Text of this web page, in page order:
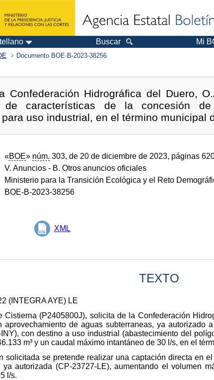
Buscar Mi
Documento BOE-B-2023-38256
Confederación Hidrográfica del Duero,
de características de la concesión
uso industrial, en el término municipal
«BOE» núm. 303, de 20 de diciembre de 2023, páginas
V. Anuncios - B. Otros anuncios oficiales
Ministerio para la Transición Ecológica y el Reto
BOE-B-2023-38256
XML
TEXTO
(INTEGRA AYE) LE
Cistierna (P2405800J), solicita de la Confederación
de aguas subterraneas, ya autorizado
con destino a uso industrial (abastecimiento del
m³ y un caudal máximo intantáneo de 30 l/s, en el
solicitada se pretende realizar una captación directa en
ya autorizada (CP-23727-LE), aumentando el volumen
l/s.